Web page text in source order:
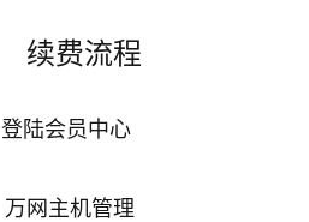
续费流程
登陆会员中心
万网主机管理